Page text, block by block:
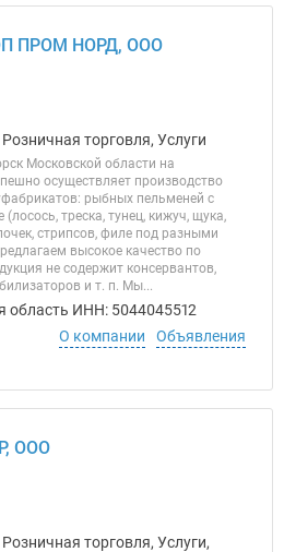
ПРОМ НОРД, ООО
торговля, Услуги
Московской области на
осуществляет производство
рыбных пельменей с
треска, тунец, кижуч, щука,
стрипсов, филе под разными
высокое качество по
не содержит консервантов,
и т. п. Мы...
область ИНН: 5044045512
О компании
Объявления
ООО
торговля, Услуги,